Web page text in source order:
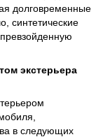
долговременные
синтетические
экстерьера
в следующих